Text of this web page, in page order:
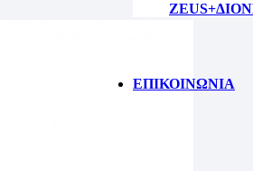
ΕΠΙΚΟΙΝΩΝΙΑ